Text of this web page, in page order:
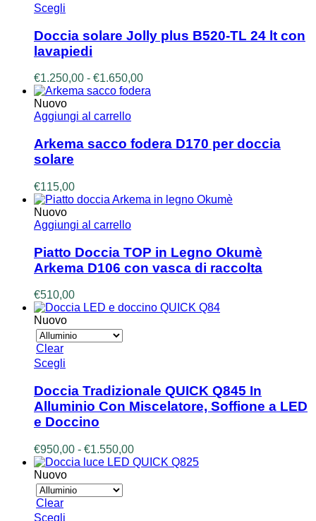
prodotto
Scegli
ha
più
varianti.
Le
opzioni
possono
essere
scelte
pagina
del
Doccia solare Jolly plus B520-TL 24 lt con
lavapiedi
€1.250,00 - €1.650,00Fascia
di
a
€1.650,00
Nuovo
Aggiungi al carrello
Arkema sacco fodera D170 per doccia
solare
€115,00
Nuovo
Aggiungi al carrello
Piatto Doccia TOP in Legno Okumè
Arkema D106 con vasca di raccolta
€510,00
Nuovo
Clear
Scegli
ha
più
varianti.
Le
possono
essere
scelte
nella
Doccia Tradizionale QUICK Q845 In
Alluminio Con Miscelatore, Soffione a LED
e Doccino
€950,00 - €1.550,00Fascia
di
Nuovo
Clear
Scegli